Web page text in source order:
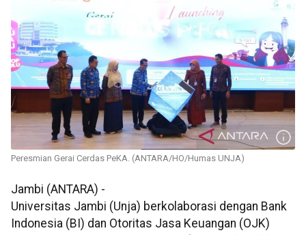
Peresmian Gerai Cerdas PeKA. (ANTARA/HO/Humas UNJA)
Jambi (ANTARA) -
Universitas Jambi (Unja) berkolaborasi dengan Bank
Indonesia (BI) dan Otoritas Jasa Keuangan (OJK)